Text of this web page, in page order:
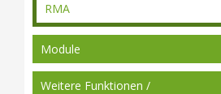
RMA
Module
Weitere Funktionen /